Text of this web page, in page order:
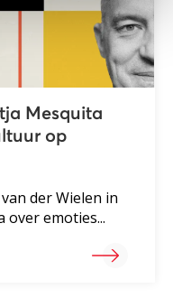
Mesquita
op
der Wielen in
over emoties...